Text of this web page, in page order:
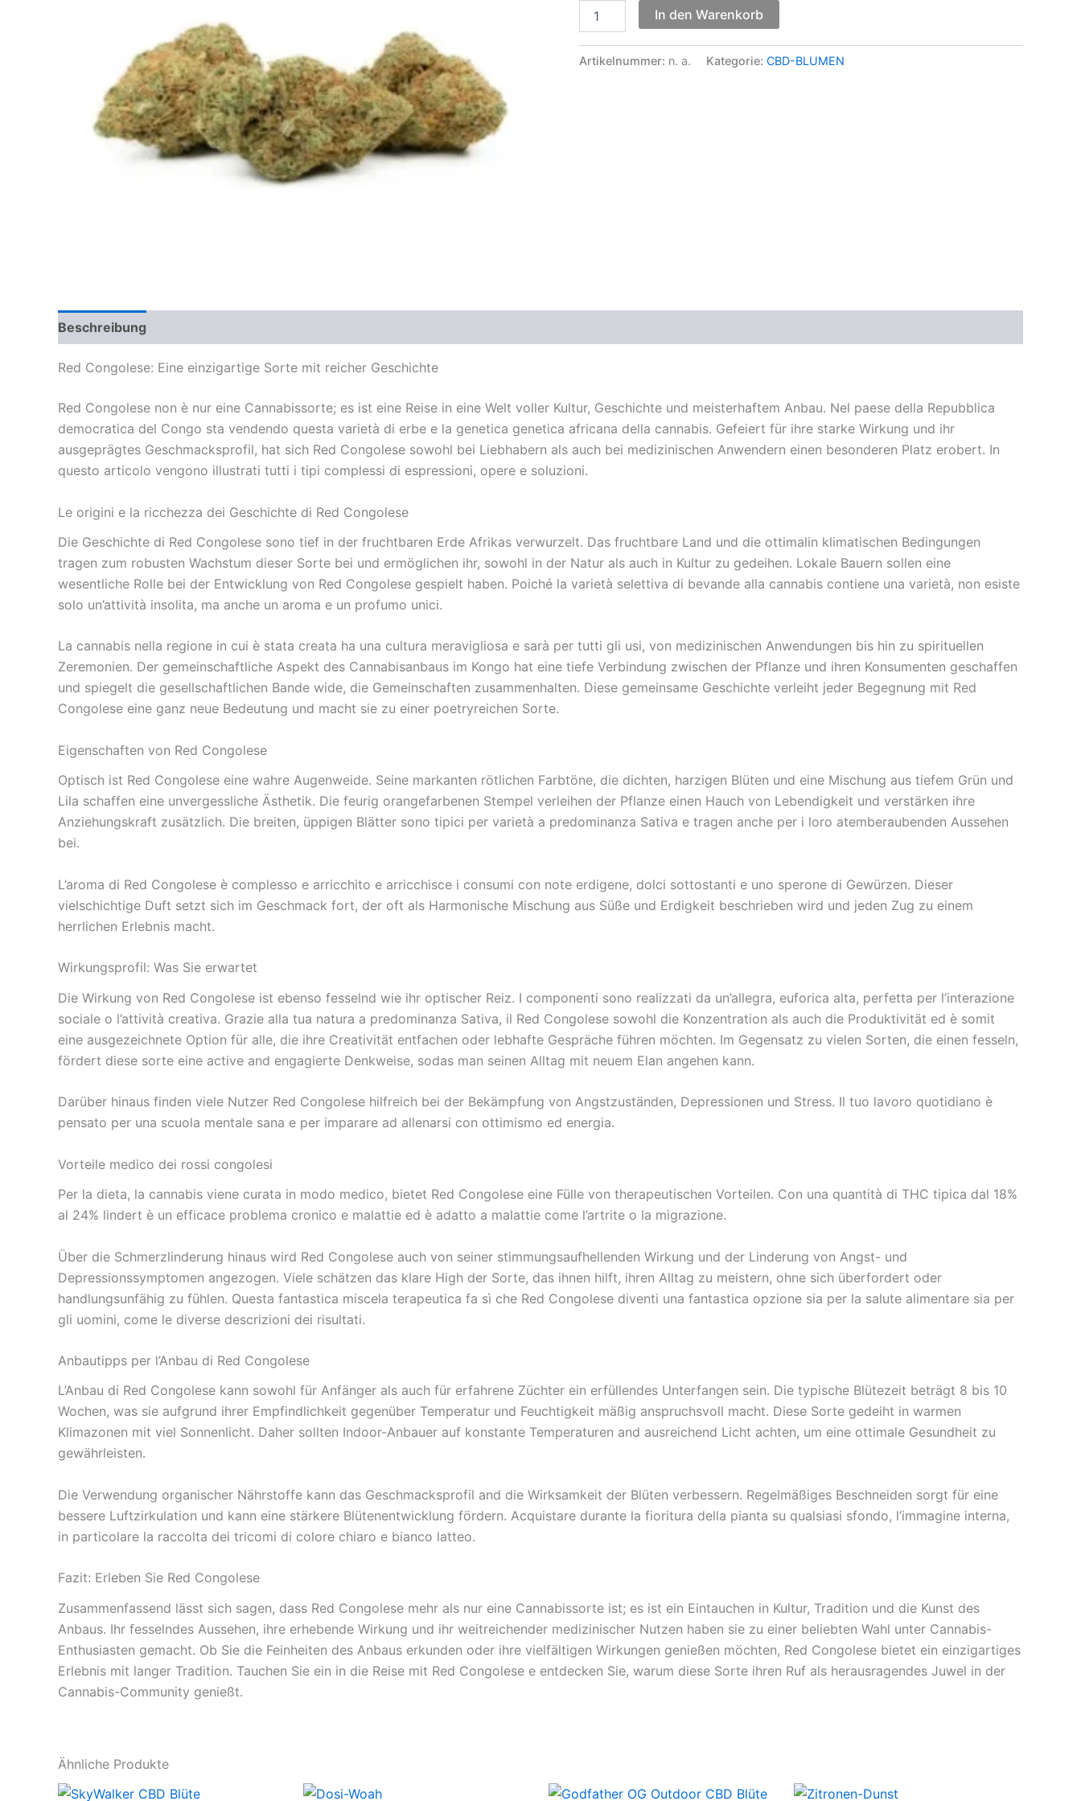
Kongolesen
In den Warenkorb
Artikelnummer: n. a. Kategorie: CBD-BLUMEN
Beschreibung
Red Congolese: Eine einzigartige Sorte mit reicher Geschichte
Red Congolese non è nur eine Cannabissorte; es ist eine Reise in eine Welt voller Kultur, Geschichte und meisterhaftem Anbau. Nel paese della Repubblica
democratica del Congo sta vendendo questa varietà di erbe e la genetica genetica africana della cannabis. Gefeiert für ihre starke Wirkung und ihr
ausgeprägtes Geschmacksprofil, hat sich Red Congolese sowohl bei Liebhabern als auch bei medizinischen Anwendern einen besonderen Platz erobert. In
questo articolo vengono illustrati tutti i tipi complessi di espressioni, opere e soluzioni.
Le origini e la ricchezza dei Geschichte di Red Congolese
Die Geschichte di Red Congolese sono tief in der fruchtbaren Erde Afrikas verwurzelt. Das fruchtbare Land und die ottimalin klimatischen Bedingungen
tragen zum robusten Wachstum dieser Sorte bei und ermöglichen ihr, sowohl in der Natur als auch in Kultur zu gedeihen. Lokale Bauern sollen eine
wesentliche Rolle bei der Entwicklung von Red Congolese gespielt haben. Poiché la varietà selettiva di bevande alla cannabis contiene una varietà, non esiste
solo un’attività insolita, ma anche un aroma e un profumo unici.
La cannabis nella regione in cui è stata creata ha una cultura meravigliosa e sarà per tutti gli usi, von medizinischen Anwendungen bis hin zu spirituellen
Zeremonien. Der gemeinschaftliche Aspekt des Cannabisanbaus im Kongo hat eine tiefe Verbindung zwischen der Pflanze und ihren Konsumenten geschaffen
und spiegelt die gesellschaftlichen Bande wide, die Gemeinschaften zusammenhalten. Diese gemeinsame Geschichte verleiht jeder Begegnung mit Red
Congolese eine ganz neue Bedeutung und macht sie zu einer poetryreichen Sorte.
Eigenschaften von Red Congolese
Optisch ist Red Congolese eine wahre Augenweide. Seine markanten rötlichen Farbtöne, die dichten, harzigen Blüten und eine Mischung aus tiefem Grün und
Lila schaffen eine unvergessliche Ästhetik. Die feurig orangefarbenen Stempel verleihen der Pflanze einen Hauch von Lebendigkeit und verstärken ihre
Anziehungskraft zusätzlich. Die breiten, üppigen Blätter sono tipici per varietà a predominanza Sativa e tragen anche per i loro atemberaubenden Aussehen
bei.
L’aroma di Red Congolese è complesso e arricchito e arricchisce i consumi con note erdigene, dolci sottostanti e uno sperone di Gewürzen. Dieser
vielschichtige Duft setzt sich im Geschmack fort, der oft als Harmonische Mischung aus Süße und Erdigkeit beschrieben wird und jeden Zug zu einem
herrlichen Erlebnis macht.
Wirkungsprofil: Was Sie erwartet
Die Wirkung von Red Congolese ist ebenso fesselnd wie ihr optischer Reiz. I componenti sono realizzati da un’allegra, euforica alta, perfetta per l’interazione
sociale o l’attività creativa. Grazie alla tua natura a predominanza Sativa, il Red Congolese sowohl die Konzentration als auch die Produktivität ed è somit
eine ausgezeichnete Option für alle, die ihre Creativität entfachen oder lebhafte Gespräche führen möchten. Im Gegensatz zu vielen Sorten, die einen fesseln,
fördert diese sorte eine active and engagierte Denkweise, sodas man seinen Alltag mit neuem Elan angehen kann.
Darüber hinaus finden viele Nutzer Red Congolese hilfreich bei der Bekämpfung von Angstzuständen, Depressionen und Stress. Il tuo lavoro quotidiano è
pensato per una scuola mentale sana e per imparare ad allenarsi con ottimismo ed energia.
Vorteile medico dei rossi congolesi
Per la dieta, la cannabis viene curata in modo medico, bietet Red Congolese eine Fülle von therapeutischen Vorteilen. Con una quantità di THC tipica dal 18%
al 24% lindert è un efficace problema cronico e malattie ed è adatto a malattie come l’artrite o la migrazione.
Über die Schmerzlinderung hinaus wird Red Congolese auch von seiner stimmungsaufhellenden Wirkung und der Linderung von Angst- und
Depressionssymptomen angezogen. Viele schätzen das klare High der Sorte, das ihnen hilft, ihren Alltag zu meistern, ohne sich überfordert oder
handlungsunfähig zu fühlen. Questa fantastica miscela terapeutica fa sì che Red Congolese diventi una fantastica opzione sia per la salute alimentare sia per
gli uomini, come le diverse descrizioni dei risultati.
Anbautipps per l’Anbau di Red Congolese
L’Anbau di Red Congolese kann sowohl für Anfänger als auch für erfahrene Züchter ein erfüllendes Unterfangen sein. Die typische Blütezeit beträgt 8 bis 10
Wochen, was sie aufgrund ihrer Empfindlichkeit gegenüber Temperatur und Feuchtigkeit mäßig anspruchsvoll macht. Diese Sorte gedeiht in warmen
Klimazonen mit viel Sonnenlicht. Daher sollten Indoor-Anbauer auf konstante Temperaturen and ausreichend Licht achten, um eine ottimale Gesundheit zu
gewährleisten.
Die Verwendung organischer Nährstoffe kann das Geschmacksprofil and die Wirksamkeit der Blüten verbessern. Regelmäßiges Beschneiden sorgt für eine
bessere Luftzirkulation und kann eine stärkere Blütenentwicklung fördern. Acquistare durante la fioritura della pianta su qualsiasi sfondo, l’immagine interna,
in particolare la raccolta dei tricomi di colore chiaro e bianco latteo.
Fazit: Erleben Sie Red Congolese
Zusammenfassend lässt sich sagen, dass Red Congolese mehr als nur eine Cannabissorte ist; es ist ein Eintauchen in Kultur, Tradition und die Kunst des
Anbaus. Ihr fesselndes Aussehen, ihre erhebende Wirkung und ihr weitreichender medizinischer Nutzen haben sie zu einer beliebten Wahl unter Cannabis-
Enthusiasten gemacht. Ob Sie die Feinheiten des Anbaus erkunden oder ihre vielfältigen Wirkungen genießen möchten, Red Congolese bietet ein einzigartiges
Erlebnis mit langer Tradition. Tauchen Sie ein in die Reise mit Red Congolese e entdecken Sie, warum diese Sorte ihren Ruf als herausragendes Juwel in der
Cannabis-Community genießt.
Ähnliche Produkte